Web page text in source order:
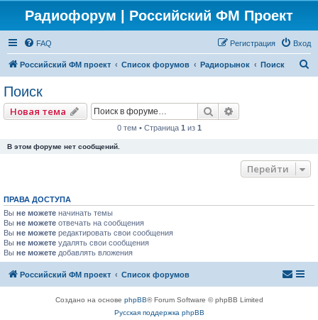
Радиофорум | Российский ФМ Проект
FAQ Вход
Регистрация
Российский ФМ проект Список форумов Радиорынок Поиск
Поиск
Новая тема Поиск
0 тем • Страница 1 из 1
В этом форуме нет сообщений.
Перейти
ПРАВА ДОСТУПА
Вы не можете начинать темы
Вы не можете отвечать на сообщения
Вы не можете редактировать свои сообщения
Вы не можете удалять свои сообщения
Вы не можете добавлять вложения
Российский ФМ проект Список форумов
Создано на основе phpBB® Forum Software © phpBB Limited
Русская поддержка phpBB